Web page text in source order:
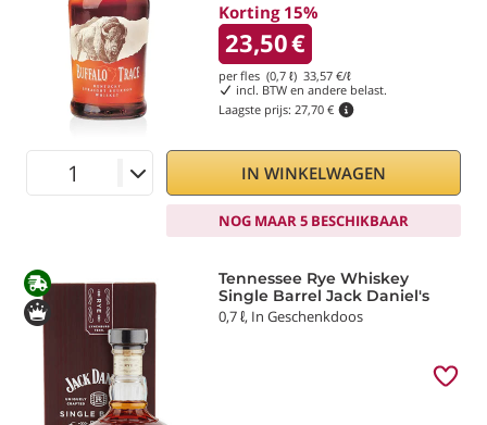
Korting 15%
23,50€
per fles (0,7 ℓ) 33,57€/ℓ
incl. BTW en andere belast.
Laagste prijs: 27,70 €
IN WINKELWAGEN
NOG MAAR 5 BESCHIKBAAR
Tennessee Rye Whiskey
Single Barrel Jack Daniel's
0,7 ℓ, In Geschenkdoos